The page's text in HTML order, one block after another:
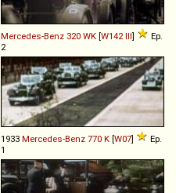
Mercedes-Benz 320 WK [W142 III]
Ep.
2
1933 Mercedes-Benz 770 K [W07]
Ep.
1